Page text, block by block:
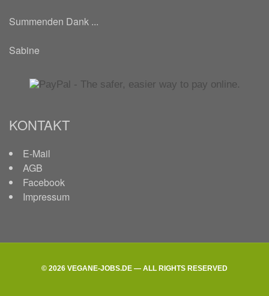
Summenden Dank ...
Sabine
KONTAKT
E-Mail
AGB
Facebook
Impressum
© 2026 VEGANE-JOBS.DE — ALL RIGHTS RESERVED